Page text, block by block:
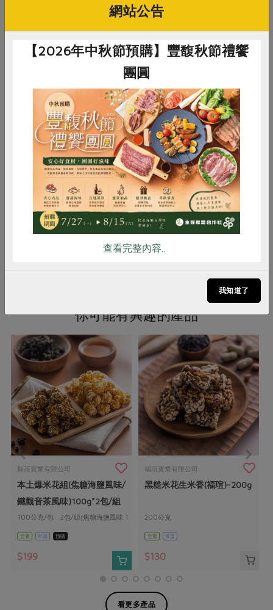
台灣
淨重/數量 225公克(6入)
麵粉、麥芽糖、棕櫚油、黑糖、雞
蛋、台灣本土全麥粉、奶粉、膨脹劑
(碳酸氫鈉)、食鹽
保存條件 陰涼乾燥處未開封可保存9個月
產品說明
麵粉中使用15%本土全麥粉，不添加
人工色素與防腐劑
注意事項
本品含有麩質的穀類、蛋與牛奶製
品，且生產製程廠房，其設備或生產
管線有處理堅果種子類，對其過敏者
請勿食用
你可能有興趣的產品
舞茶實業有限公司
本土爆米花組(焦糖海鹽風味/
鐵觀音茶風味)100g*2包/組
100公克/包，2包/組(焦糖海鹽風味 1
包+鐵觀音茶風味 1 包)
全素 常溫 預購
$199
福瑄實業有限公司
黑糙米花生米香(福瑄)-200g
200公克
全素 常溫
$130
看更多產品
惜食 RPET 食譜 減硝酸鹽
雞蛋 食安 共同購買
網站公告
【2026年中秋節預購】豐馥秋節禮饗
團圓
查看完整內容..
我知道了